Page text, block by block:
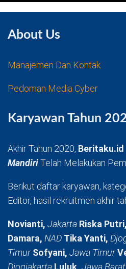
About Us
Manajemen Dan Kontak
Pedoman Media Cyber
Karyawan Tahun
Akhir Tahun 2020, Beritaku.id
MandiriTelah Melakukan
Berikut daftar karyawan,
Editor, hasil rekruitmen akhir
Novianti, Jakarta Riska Putri,
Damara, NAD Tika Yanti,
TimurSofyani, Jawa Timur
Djogjakarta Luluk, Jawa Barat